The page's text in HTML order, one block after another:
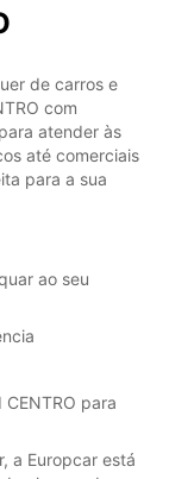
de carros e
com
atender às
até comerciais
para a sua
ao seu
CENTRO para
a Europcar está